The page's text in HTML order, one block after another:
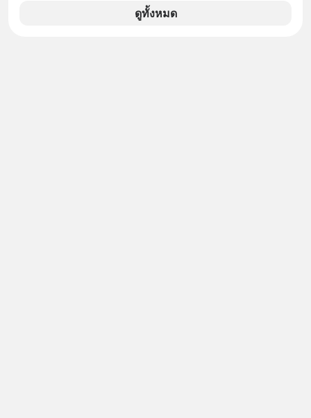
เคยสงสัยไหมว่าทำไมพอได้ของที่อยาก
ดูทั้งหมด